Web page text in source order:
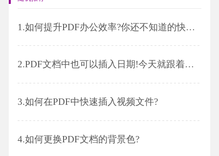
1.如何提升PDF办公效率?你还不知道的快捷键设置来咯~
2.PDF文档中也可以插入日期!今天就跟着小编一起学习吧~
3.如何在PDF中快速插入视频文件?
4.如何更换PDF文档的背景色?